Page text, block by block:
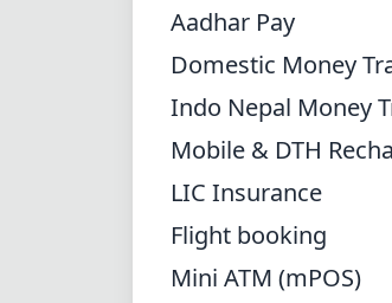
Aadhar Pay
Domestic Money
Indo Nepal Money
Mobile & DTH
LIC Insurance
Flight booking
Mini ATM (mPOS)